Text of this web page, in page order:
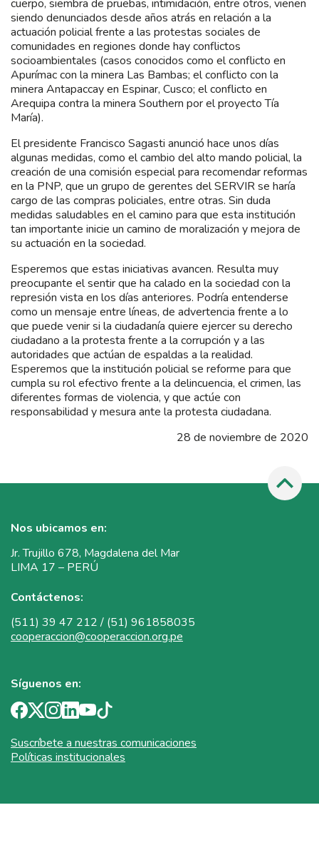
cuerpo, siembra de pruebas, intimidación, entre otros, vienen
siendo denunciados desde años atrás en relación a la
actuación policial frente a las protestas sociales de
comunidades en regiones donde hay conflictos
socioambientales (casos conocidos como el conflicto en
Apurímac con la minera Las Bambas; el conflicto con la
minera Antapaccay en Espinar, Cusco; el conflicto en
Arequipa contra la minera Southern por el proyecto Tía
María).
El presidente Francisco Sagasti anunció hace unos días
algunas medidas, como el cambio del alto mando policial, la
creación de una comisión especial para recomendar reformas
en la PNP, que un grupo de gerentes del SERVIR se haría
cargo de las compras policiales, entre otras. Sin duda
medidas saludables en el camino para que esta institución
tan importante inicie un camino de moralización y mejora de
su actuación en la sociedad.
Esperemos que estas iniciativas avancen. Resulta muy
preocupante el sentir que ha calado en la sociedad con la
represión vista en los días anteriores. Podría entenderse
como un mensaje entre líneas, de advertencia frente a lo
que puede venir si la ciudadanía quiere ejercer su derecho
ciudadano a la protesta frente a la corrupción y a las
autoridades que actúan de espaldas a la realidad.
Esperemos que la institución policial se reforme para que
cumpla su rol efectivo frente a la delincuencia, el crimen, las
diferentes formas de violencia, y que actúe con
responsabilidad y mesura ante la protesta ciudadana.
28 de noviembre de 2020
Nos ubicamos en:
Jr. Trujillo 678, Magdalena del Mar
LIMA 17 – PERÚ
Contáctenos:
(511) 39 47 212 / (51) 961858035
cooperaccion@cooperaccion.org.pe
Síguenos en:
Suscríbete a nuestras comunicaciones
Políticas institucionales